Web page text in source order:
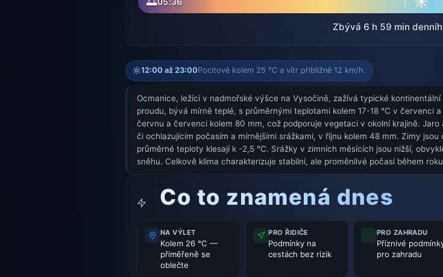
Zbývá 6 h 59 min
12:00 až 23:00Pocitově kolem 25 °C a vítr přibližně 12 km/h.
Ocmanice, ležící v nadmořské výšce na Vysočině, zažívá typické
proudu, bývá mírně teplé, s průměrnými teplotami kolem 17-18 °C v červenci
červnu a červenci kolem 80 mm, což podporuje vegetaci v okolní krajině.
či ochlazujícím počasím a mírnějšími srážkami, v říjnu kolem 48 mm. Zimy
průměrné teploty klesají k -2,5 °C. Srážky v zimních měsících jsou nižší,
sněhu. Celkově klima charakterizuje stabilní, ale proměnlivé počasí během
Co to znamená dnes
NA VÝLET
Kolem 26 °C —
přiměřeně se
oblečte
PRO ŘIDIČE
Podmínky na
cestách bez rizik
PRO ZAHRADU
Příznivé
pro zahradu